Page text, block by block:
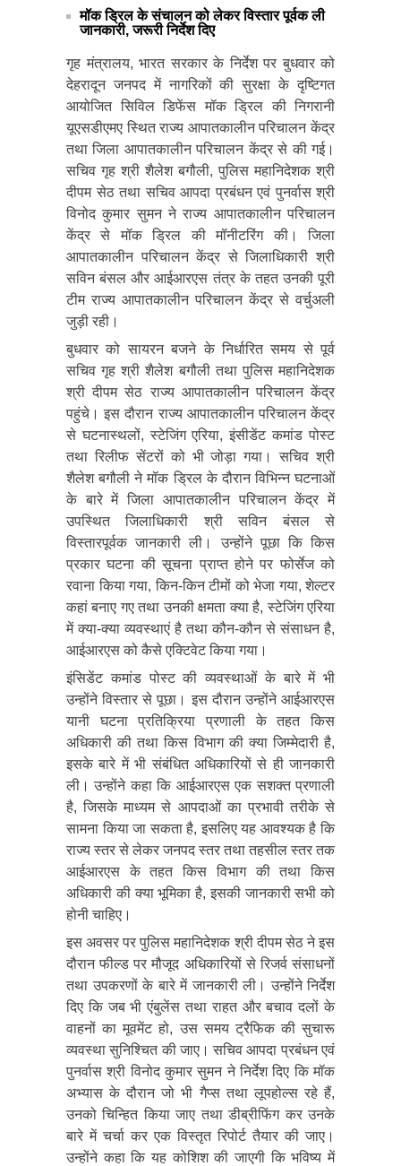
मॉक ड्रिल के संचालन को लेकर विस्तार पूर्वक ली
जानकारी, जरूरी निर्देश दिए
गृह मंत्रालय, भारत सरकार के निर्देश पर बुधवार को
देहरादून जनपद में नागरिकों की सुरक्षा के दृष्टिगत
आयोजित सिविल डिफेंस मॉक ड्रिल की निगरानी
यूएसडीएमए स्थित राज्य आपातकालीन परिचालन केंद्र
तथा जिला आपातकालीन परिचालन केंद्र से की गई।
सचिव गृह श्री शैलेश बगौली, पुलिस महानिदेशक श्री
दीपम सेठ तथा सचिव आपदा प्रबंधन एवं पुनर्वास श्री
विनोद कुमार सुमन ने राज्य आपातकालीन परिचालन
केंद्र से मॉक ड्रिल की मॉनीटरिंग की। जिला
आपातकालीन परिचालन केंद्र से जिलाधिकारी श्री
सविन बंसल और आईआरएस तंत्र के तहत उनकी पूरी
टीम राज्य आपातकालीन परिचालन केंद्र से वर्चुअली
जुड़ी रही।
बुधवार को सायरन बजने के निर्धारित समय से पूर्व
सचिव गृह श्री शैलेश बगौली तथा पुलिस महानिदेशक
श्री दीपम सेठ राज्य आपातकालीन परिचालन केंद्र
पहुंचे। इस दौरान राज्य आपातकालीन परिचालन केंद्र
से घटनास्थलों, स्टेजिंग एरिया, इंसीडेंट कमांड पोस्ट
तथा रिलीफ सेंटरों को भी जोड़ा गया। सचिव श्री
शैलेश बगौली ने मॉक ड्रिल के दौरान विभिन्न घटनाओं
के बारे में जिला आपातकालीन परिचालन केंद्र में
उपस्थित जिलाधिकारी श्री सविन बंसल से
विस्तारपूर्वक जानकारी ली। उन्होंने पूछा कि किस
प्रकार घटना की सूचना प्राप्त होने पर फोर्सेज को
रवाना किया गया, किन-किन टीमों को भेजा गया, शेल्टर
कहां बनाए गए तथा उनकी क्षमता क्या है, स्टेजिंग एरिया
में क्या-क्या व्यवस्थाएं है तथा कौन-कौन से संसाधन है,
आईआरएस को कैसे एक्टिवेट किया गया।
इंसिडेंट कमांड पोस्ट की व्यवस्थाओं के बारे में भी
उन्होंने विस्तार से पूछा। इस दौरान उन्होंने आईआरएस
यानी घटना प्रतिक्रिया प्रणाली के तहत किस
अधिकारी की तथा किस विभाग की क्या जिम्मेदारी है,
इसके बारे में भी संबंधित अधिकारियों से ही जानकारी
ली। उन्होंने कहा कि आईआरएस एक सशक्त प्रणाली
है, जिसके माध्यम से आपदाओं का प्रभावी तरीके से
सामना किया जा सकता है, इसलिए यह आवश्यक है कि
राज्य स्तर से लेकर जनपद स्तर तथा तहसील स्तर तक
आईआरएस के तहत किस विभाग की तथा किस
अधिकारी की क्या भूमिका है, इसकी जानकारी सभी को
होनी चाहिए।
इस अवसर पर पुलिस महानिदेशक श्री दीपम सेठ ने इस
दौरान फील्ड पर मौजूद अधिकारियों से रिजर्व संसाधनों
तथा उपकरणों के बारे में जानकारी ली। उन्होंने निर्देश
दिए कि जब भी एंबुलेंस तथा राहत और बचाव दलों के
वाहनों का मूवमेंट हो, उस समय ट्रैफिक की सुचारू
व्यवस्था सुनिश्चित की जाए। सचिव आपदा प्रबंधन एवं
पुनर्वास श्री विनोद कुमार सुमन ने निर्देश दिए कि मॉक
अभ्यास के दौरान जो भी गैप्स तथा लूपहोल्स रहे हैं,
उनको चिन्हित किया जाए तथा डीब्रीफिंग कर उनके
बारे में चर्चा कर एक विस्तृत रिपोर्ट तैयार की जाए।
उन्होंने कहा कि यह कोशिश की जाएगी कि भविष्य में